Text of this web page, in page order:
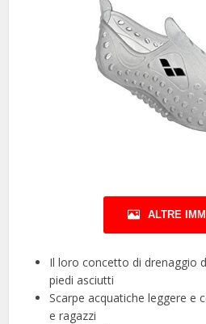
ALTRE
Il loro concetto di drenaggio
piedi asciutti
Scarpe acquatiche leggere e
e ragazzi